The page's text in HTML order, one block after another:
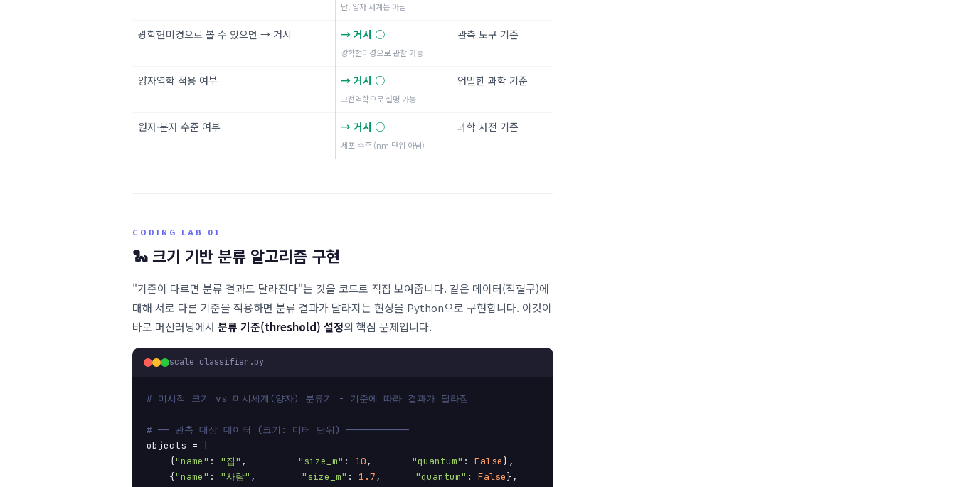
단, 양자 세계는 아님
광학현미경으로 볼 수 있으면 → 거시 → 거시 ○
광학현미경으로 관찰 가능
관측 도구 기준
양자역학 적용 여부 → 거시 ○
고전역학으로 설명 가능
엄밀한 과학 기준
원자·분자 수준 여부 → 거시 ○
세포 수준 (nm 단위 아님)
과학 사전 기준
CODING LAB 01
🐍 크기 기반 분류 알고리즘 구현
"기준이 다르면 분류 결과도 달라진다"는 것을 코드로 직접 보여줍니다. 같은 데이터(적혈구)에
대해 서로 다른 기준을 적용하면 분류 결과가 달라지는 현상을 Python으로 구현합니다. 이것이
바로 머신러닝에서 분류 기준(threshold) 설정의 핵심 문제입니다.
scale_classifier.py
# 미시적 크기 vs 미시세계(양자) 분류기 - 기준에 따라 결과가 달라짐
# ── 관측 대상 데이터 (크기: 미터 단위) ───────────
objects = [
    {
"name" : "집" , "size_m" : 10, "quantum" : False},
    {
"name" : "사람" , "size_m" : 1.7, "quantum" : False},